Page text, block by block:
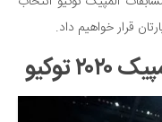
قرار خواهیم داد.